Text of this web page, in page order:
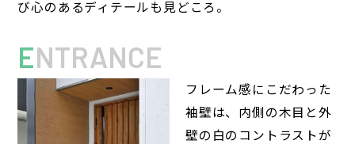
び心のあるディテールも見どころ。
ENTRANCE
フレーム感にこだわった
袖壁は、内側の木目と外
壁の白のコントラストが